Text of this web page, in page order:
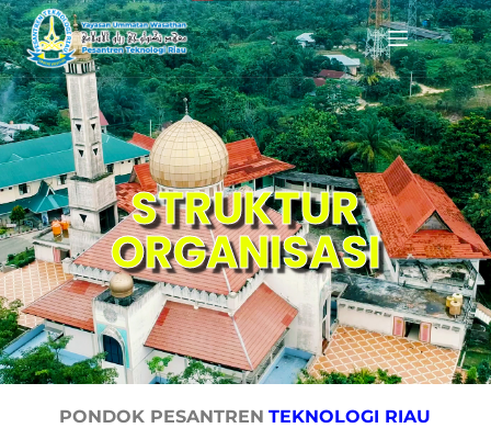
STRUKTUR
ORGANISASI
PONDOK PESANTREN TEKNOLOGI RIAU